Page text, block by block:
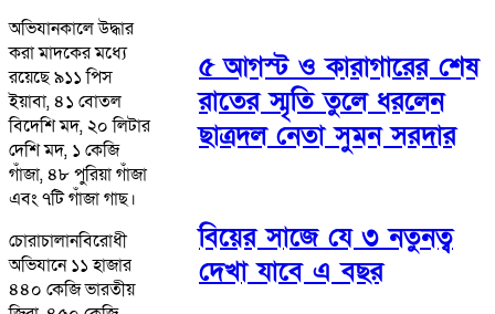
অভিযানকালে উদ্ধার
করা মাদকের মধ্যে
রয়েছে ৯১১ পিস
ইয়াবা, ৪১ বোতল
বিদেশি মদ, ২০ লিটার
দেশি মদ, ১ কেজি
গাঁজা, ৪৮ পুরিয়া গাঁজা
এবং ৭টি গাঁজা গাছ।
চোরাচালানবিরোধী
অভিযানে ১১ হাজার
৪৪০ কেজি ভারতীয়
৫ আগস্ট ও কারাগারের শেষ
রাতের স্মৃতি তুলে ধরলেন
ছাত্রদল নেতা সুমন সরদার
বিয়ের সাজে যে ৩ নতুনত্ব
দেখা যাবে এ বছর